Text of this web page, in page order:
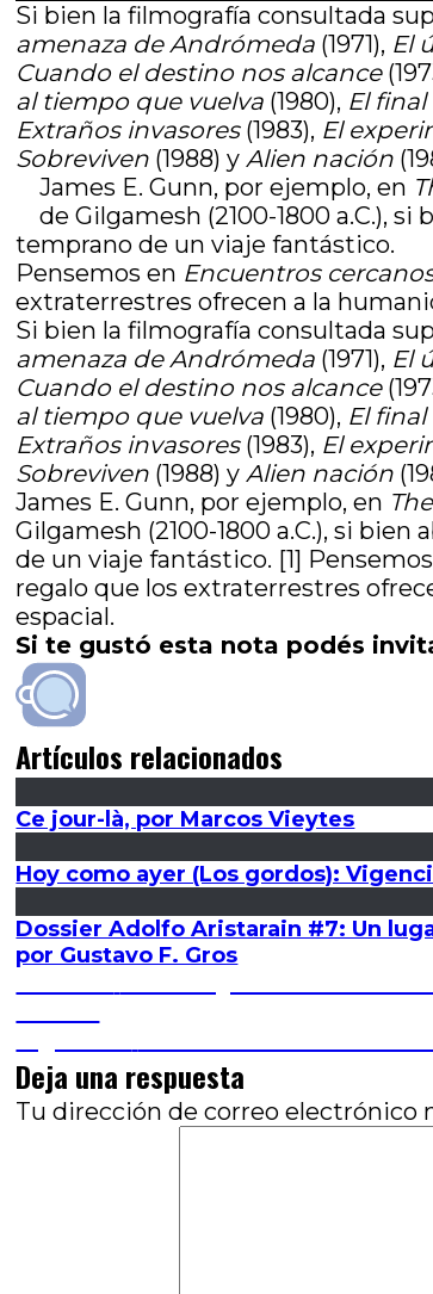
Si bien la filmografía consultada
amenaza de Andrómeda (1971), El
Cuando el destino nos alcance
al tiempo que vuelva (1980), El
Extraños invasores (1983), El
Sobreviven (1988) yAlien nación
James E. Gunn, por ejemplo, en
de Gilgamesh (2100-1800 a.C.),
temprano de un viaje fantástico.
Pensemos en Encuentros
extraterrestres ofrecen a la
Si bien la filmografía consultada
amenaza de Andrómeda (1971), El
Cuando el destino nos alcance
al tiempo que vuelva (1980), El
Extraños invasores (1983), El
Sobreviven (1988) yAlien nación
James E. Gunn, por ejemplo, en
Gilgamesh (2100-1800 a.C.), si
de un viaje fantástico. [1]
regalo que los extraterrestres
espacial.
Si te gustó esta nota podés
Artículos relacionados
Ce jour-là, por Marcos Vieytes
Hoy como ayer (Los gordos):
Dossier Adolfo Aristarain #7: Un
por Gustavo F. Gros
Navegación
de
entradas siguiente:
Deja una respuesta
Tu dirección de correo electrónico